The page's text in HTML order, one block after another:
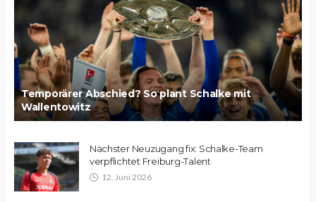
Temporärer Abschied? So plant Schalke mit
Wallentowitz
Nächster Neuzugang fix: Schalke-Team
verpflichtet Freiburg-Talent
12. Juni 2026